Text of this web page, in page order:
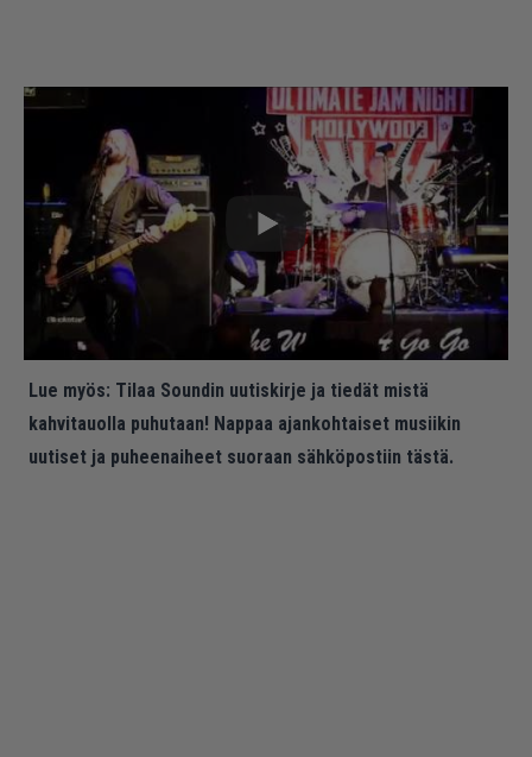
Lue myös: Tilaa Soundin uutiskirje ja tiedät mistä
kahvitauolla puhutaan! Nappaa ajankohtaiset musiikin
uutiset ja puheenaiheet suoraan sähköpostiin tästä.